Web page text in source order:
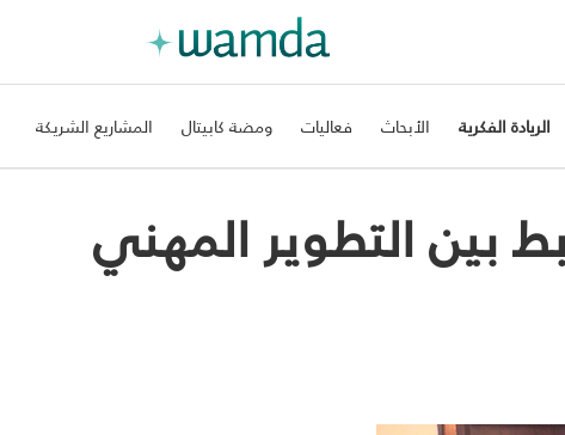
الريادة الفكرية الأبحاث فعاليات ومضة كابيتال المشاريع الشريكة
بين التطوير المهني